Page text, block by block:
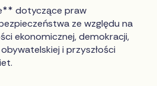
dotyczące praw
ze względu na
ekonomicznej, demokracji,
i przyszłości